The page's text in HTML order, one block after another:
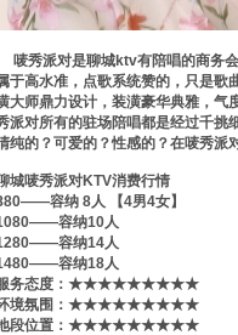
唛秀派对是聊城ktv有陪唱的商务会
于高水准，点歌系统赞的，只是歌
大师鼎力设计，装潢豪华典雅，气
派对所有的驻场陪唱都是经过千挑
纯的？可爱的？性感的？在唛秀派
城唛秀派对KTV消费行情
容纳 8人 【4男4女】
容纳10人
容纳14人
容纳18人
务态度：★★★★★★★★★
境氛围：★★★★★★★★★
段位置：★★★★★★★★★